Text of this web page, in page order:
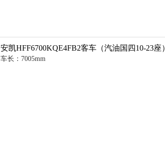
安凯HFF6700KQE4FB2客车（汽油国四10-23座）
车长：7005mm